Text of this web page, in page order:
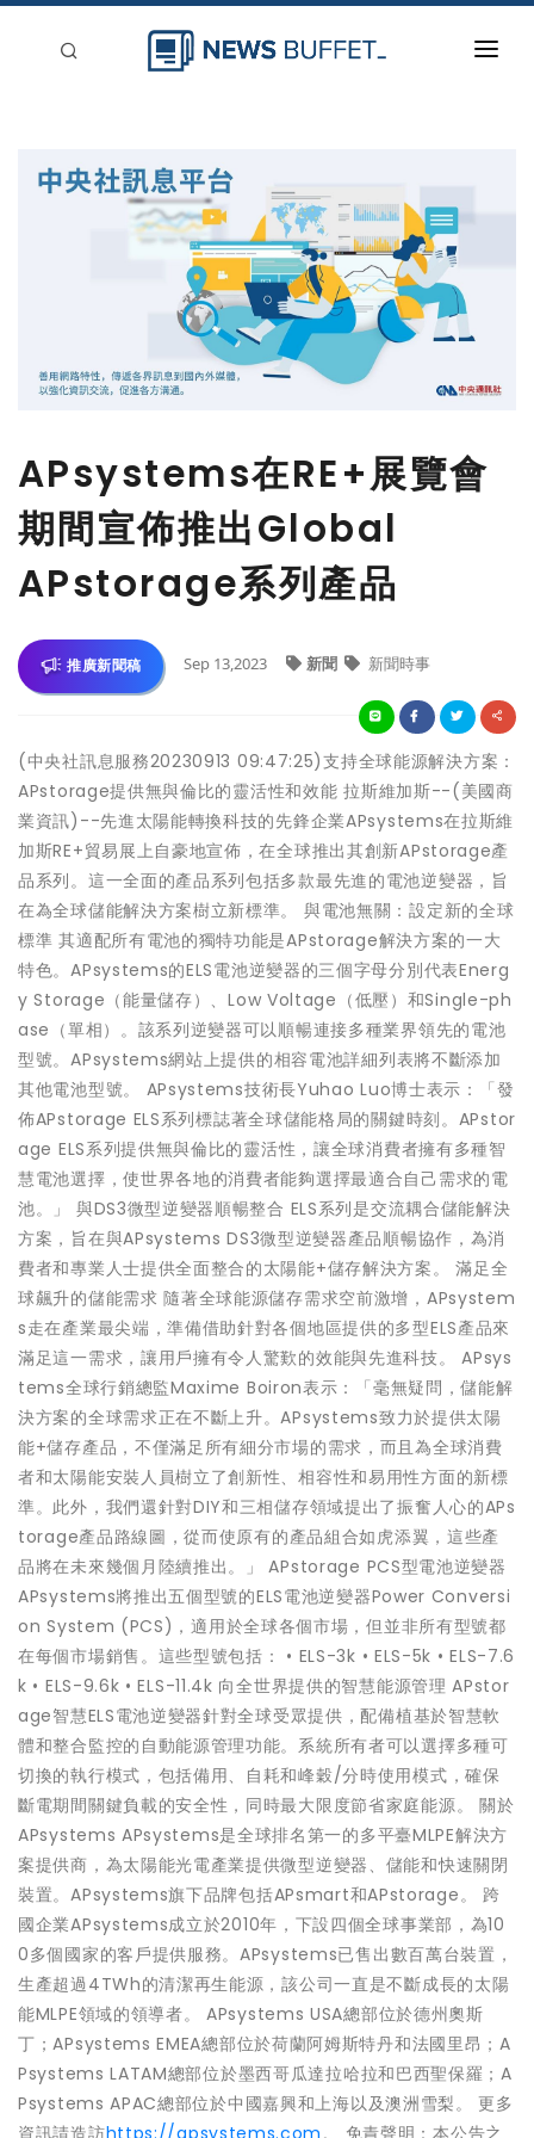
APsystems在RE+展覽會
期間宣佈推出Global
APstorage系列產品
推廣新聞稿 Sep 13,2023 新聞 新聞時事
(中央社訊息服務20230913 09:47:25)支持全球能源解決方案：
APstorage提供無與倫比的靈活性和效能 拉斯維加斯--(美國商
業資訊)--先進太陽能轉換科技的先鋒企業APsystems在拉斯維
加斯RE+貿易展上自豪地宣佈，在全球推出其創新APstorage產
品系列。這一全面的產品系列包括多款最先進的電池逆變器，旨
在為全球儲能解決方案樹立新標準。 與電池無關：設定新的全球
標準 其適配所有電池的獨特功能是APstorage解決方案的一大
特色。APsystems的ELS電池逆變器的三個字母分別代表Energ
y Storage（能量儲存）、Low Voltage（低壓）和Single-ph
ase（單相）。該系列逆變器可以順暢連接多種業界領先的電池
型號。APsystems網站上提供的相容電池詳細列表將不斷添加
其他電池型號。 APsystems技術長Yuhao Luo博士表示：「發
佈APstorage ELS系列標誌著全球儲能格局的關鍵時刻。APstor
age ELS系列提供無與倫比的靈活性，讓全球消費者擁有多種智
慧電池選擇，使世界各地的消費者能夠選擇最適合自己需求的電
池。」 與DS3微型逆變器順暢整合 ELS系列是交流耦合儲能解決
方案，旨在與APsystems DS3微型逆變器產品順暢協作，為消
費者和專業人士提供全面整合的太陽能+儲存解決方案。 滿足全
球飆升的儲能需求 隨著全球能源儲存需求空前激增，APsystem
s走在產業最尖端，準備借助針對各個地區提供的多型ELS產品來
滿足這一需求，讓用戶擁有令人驚歎的效能與先進科技。 APsys
tems全球行銷總監Maxime Boiron表示：「毫無疑問，儲能解
決方案的全球需求正在不斷上升。APsystems致力於提供太陽
能+儲存產品，不僅滿足所有細分市場的需求，而且為全球消費
者和太陽能安裝人員樹立了創新性、相容性和易用性方面的新標
準。此外，我們還針對DIY和三相儲存領域提出了振奮人心的APs
torage產品路線圖，從而使原有的產品組合如虎添翼，這些產
品將在未來幾個月陸續推出。」 APstorage PCS型電池逆變器
APsystems將推出五個型號的ELS電池逆變器Power Conversi
on System (PCS)，適用於全球各個市場，但並非所有型號都
在每個市場銷售。這些型號包括： • ELS-3k • ELS-5k • ELS-7.6
k • ELS-9.6k • ELS-11.4k 向全世界提供的智慧能源管理 APstor
age智慧ELS電池逆變器針對全球受眾提供，配備植基於智慧軟
體和整合監控的自動能源管理功能。系統所有者可以選擇多種可
切換的執行模式，包括備用、自耗和峰穀/分時使用模式，確保
斷電期間關鍵負載的安全性，同時最大限度節省家庭能源。 關於
APsystems APsystems是全球排名第一的多平臺MLPE解決方
案提供商，為太陽能光電產業提供微型逆變器、儲能和快速關閉
裝置。APsystems旗下品牌包括APsmart和APstorage。 跨
國企業APsystems成立於2010年，下設四個全球事業部，為10
0多個國家的客戶提供服務。APsystems已售出數百萬台裝置，
生產超過4TWh的清潔再生能源，該公司一直是不斷成長的太陽
能MLPE領域的領導者。 APsystems USA總部位於德州奧斯
丁；APsystems EMEA總部位於荷蘭阿姆斯特丹和法國里昂；A
Psystems LATAM總部位於墨西哥瓜達拉哈拉和巴西聖保羅；A
Psystems APAC總部位於中國嘉興和上海以及澳洲雪梨。 更多
資訊請造訪https://apsystems.com 。 免責聲明：本公告之